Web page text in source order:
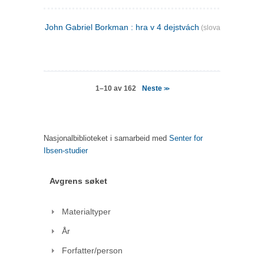
John Gabriel Borkman : hra v 4 dejstvách (slovakisk)
1–10 av 162 Neste >>
Nasjonalbiblioteket i samarbeid med Senter for
Ibsen-studier
Avgrens søket
Materialtyper
År
Forfatter/person